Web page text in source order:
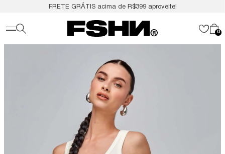
FRETE GRÁTIS acima de R$399 aproveite!
0